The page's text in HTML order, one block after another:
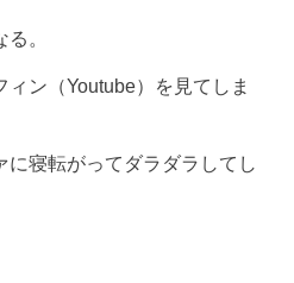
。
ン（Youtube）を見てしま
寝転がってダラダラしてし